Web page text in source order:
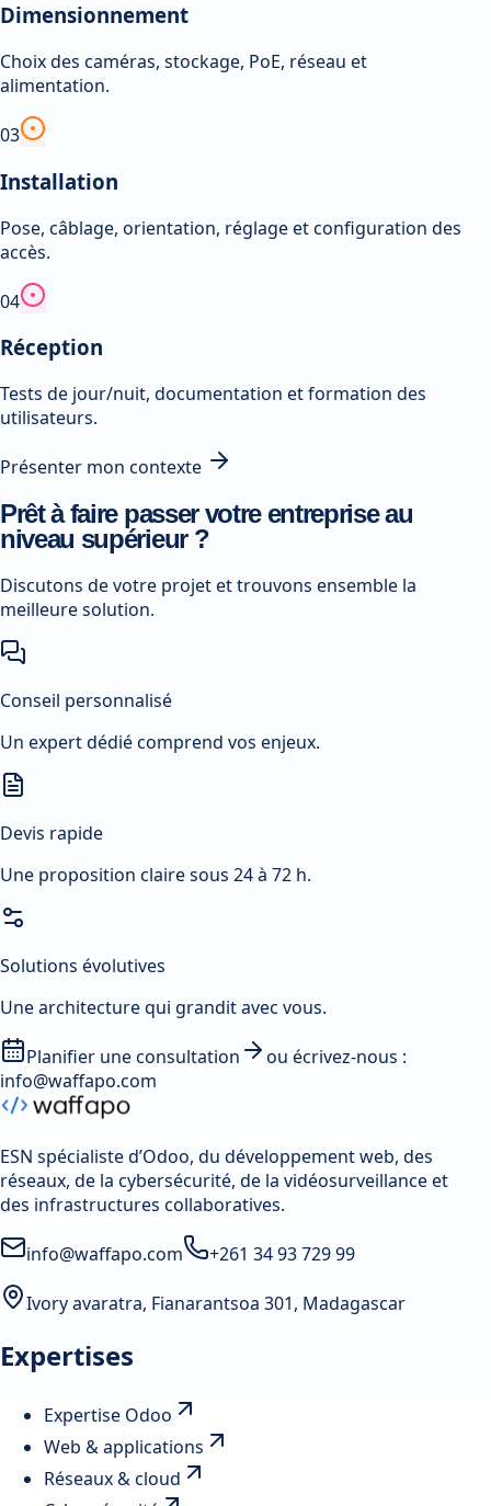
Dimensionnement
Choix des caméras, stockage, PoE, réseau et
alimentation.
03
Installation
Pose, câblage, orientation, réglage et configuration des
accès.
04
Réception
Tests de jour/nuit, documentation et formation des
utilisateurs.
Présenter mon contexte
Prêt à faire passer votre entreprise au
niveau supérieur ?
Discutons de votre projet et trouvons ensemble la
meilleure solution.
Conseil personnalisé
Un expert dédié comprend vos enjeux.
Devis rapide
Une proposition claire sous 24 à 72 h.
Solutions évolutives
Une architecture qui grandit avec vous.
Planifier une consultation
ou écrivez-nous :
info@waffapo.com
ESN spécialiste d’Odoo, du développement web, des
réseaux, de la cybersécurité, de la vidéosurveillance et
des infrastructures collaboratives.
info@waffapo.com +261 34 93 729 99
Ivory avaratra, Fianarantsoa 301, Madagascar
Expertises
Expertise Odoo
Web & applications
Réseaux & cloud